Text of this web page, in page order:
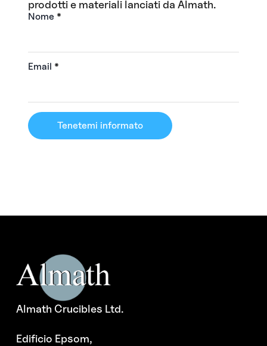
prodotti e materiali lanciati da Almath.
Nome *
Email *
Tenetemi informato
Almath Crucibles Ltd.
Edificio Epsom,